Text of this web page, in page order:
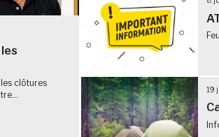
clôtures
19